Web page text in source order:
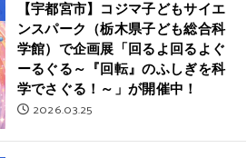
【宇都宮市】コジマ子どもサイエ
ンスパーク（栃木県子ども総合科
学館）で企画展「回るよ回るよぐ
ーるぐる～『回転』のふしぎを科
学でさぐる！～」が開催中！
2026.03.25